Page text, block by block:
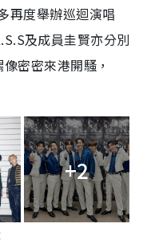
再度舉辦巡迴演唱
及成員圭賢亦分別
密密來港開騷，
+2